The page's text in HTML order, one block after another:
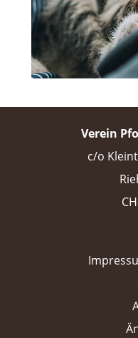
Verein
c/o